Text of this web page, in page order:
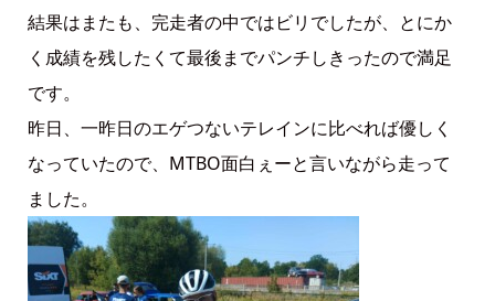
結果はまたも、完走者の中ではビリでしたが、とにか
く成績を残したくて最後までパンチしきったので満足
です。
昨日、一昨日のエゲつないテレインに比べれば優しく
なっていたので、MTBO面白ぇーと言いながら走って
ました。